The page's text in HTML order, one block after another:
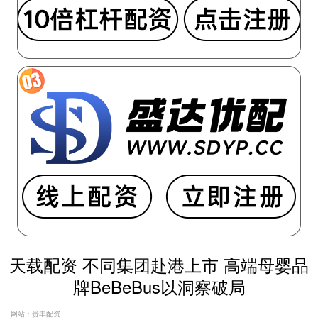
天载配资 不同集团赴港上市 高端母婴品
牌BeBeBus以洞察破局
网站：贵丰配资